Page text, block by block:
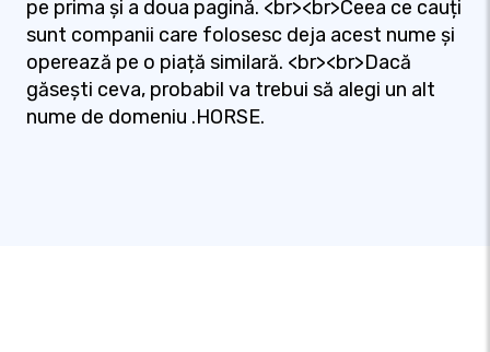
pe prima și a doua pagină. <br><br>Ceea ce cauți
sunt companii care folosesc deja acest nume și
operează pe o piață similară. <br><br>Dacă
găsești ceva, probabil va trebui să alegi un alt
nume de domeniu .HORSE.